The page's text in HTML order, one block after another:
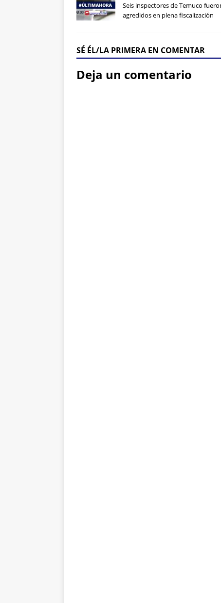
Seis inspectores de Temuco
agredidos en plena fiscalización
SÉ ÉL/LA PRIMERA EN COMENTAR
Deja un comentario